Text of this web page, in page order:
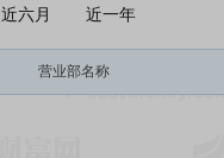
近六月 近一年
营业部名称